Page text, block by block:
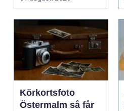
Körkortsfoto
Östermalm så får